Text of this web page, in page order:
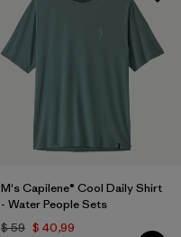
M's Capilene® Cool Daily Shirt
- Water People Sets
$ 59 $ 40,99